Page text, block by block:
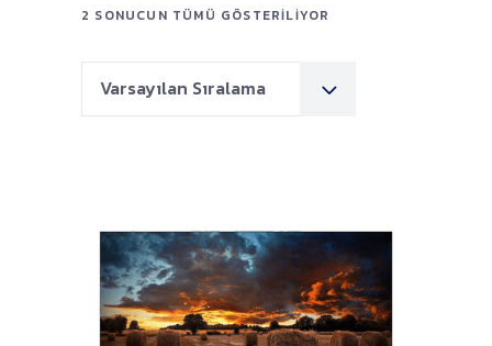
2 SONUCUN TÜMÜ GÖSTERILIYOR
Varsayılan Sıralama